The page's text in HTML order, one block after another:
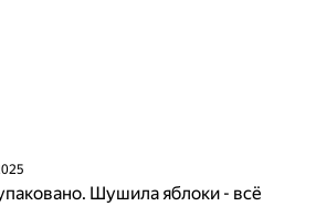
Шушила яблоки - всё